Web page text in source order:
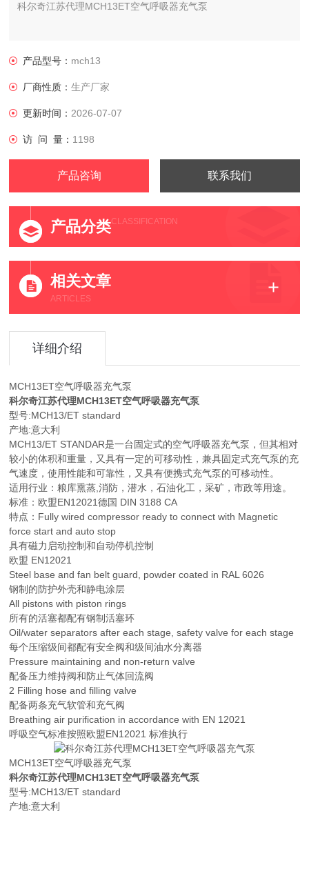
科尔奇江苏代理MCH13ET空气呼吸器充气泵
产品型号： mch13
厂商性质：生产厂家
更新时间： 2026-07-07
访 问 量： 1198
产品咨询 联系我们
产品分类CLASSIFICATION
相关文章
ARTICLES
详细介绍
MCH13ET空气呼吸器充气泵
科尔奇江苏代理MCH13ET空气呼吸器充气泵
型号:MCH13/ET standard
产地:意大利
MCH13/ET STANDAR是一台固定式的空气呼吸器充气泵，但其相对
较小的体积和重量，又具有一定的可移动性，兼具固定式充气泵的充
气速度，使用性能和可靠性，又具有便携式充气泵的可移动性。
适用行业：粮库熏蒸,消防，潜水，石油化工，采矿，市政等用途。
标准：欧盟EN12021德国 DIN 3188 CA
特点：Fully wired compressor ready to connect with Magnetic
force start and auto stop
具有磁力启动控制和自动停机控制
欧盟 EN12021
Steel base and fan belt guard, powder coated in RAL 6026
钢制的防护外壳和静电涂层
All pistons with piston rings
所有的活塞都配有钢制活塞环
Oil/water separators after each stage, safety valve for each stage
每个压缩级间都配有安全阀和级间油水分离器
Pressure maintaining and non-return valve
配备压力维持阀和防止气体回流阀
2 Filling hose and filling valve
配备两条充气软管和充气阀
Breathing air purification in accordance with EN 12021
呼吸空气标准按照欧盟EN12021 标准执行
MCH13ET空气呼吸器充气泵
科尔奇江苏代理MCH13ET空气呼吸器充气泵
型号:MCH13/ET standard
产地:意大利